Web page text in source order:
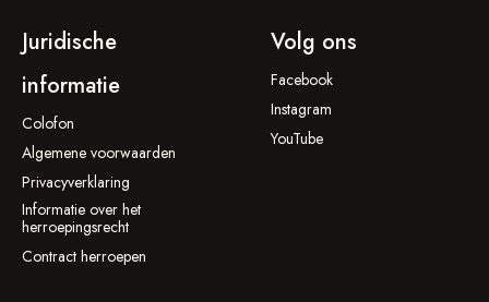
Juridische
informatie
Colofon
Algemene voorwaarden
Privacyverklaring
Informatie over het
herroepingsrecht
Contract herroepen
Volg ons
Facebook
Instagram
YouTube